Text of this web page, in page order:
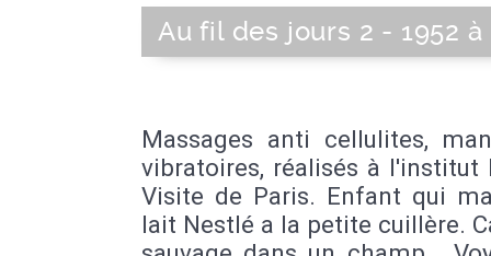
Au fil des jours 2 - 1952 à
Massages anti cellulites,
vibratoires, réalisés à l'institut
Visite de Paris. Enfant qui
lait Nestlé a la petite cuillère.